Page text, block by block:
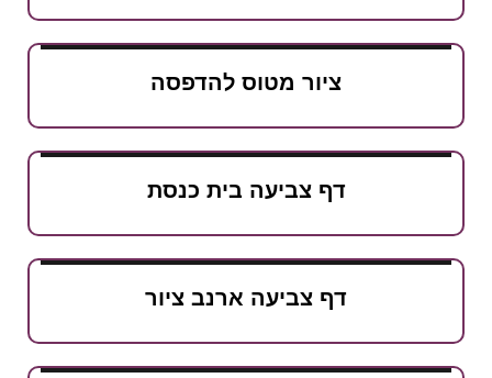
ציור מטוס להדפסה
דף צביעה בית כנסת
דף צביעה ארנב ציור